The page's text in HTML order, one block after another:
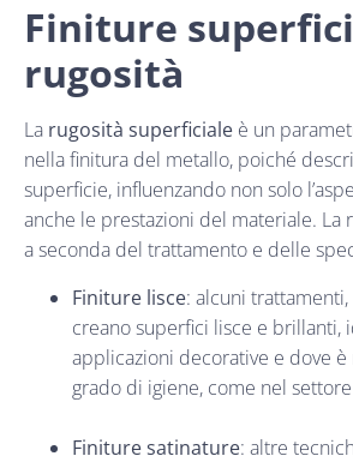
Finiture
rugosità
La rugosità superficiale è un
nella finitura del metallo, poiché
superficie, influenzando non solo
anche le prestazioni del materiale. La
a seconda del trattamento e delle
Finiture lisce: alcuni
creano superfici lisce e brillanti,
applicazioni decorative e dove è
grado di igiene, come nel
Finiture satinature: altre